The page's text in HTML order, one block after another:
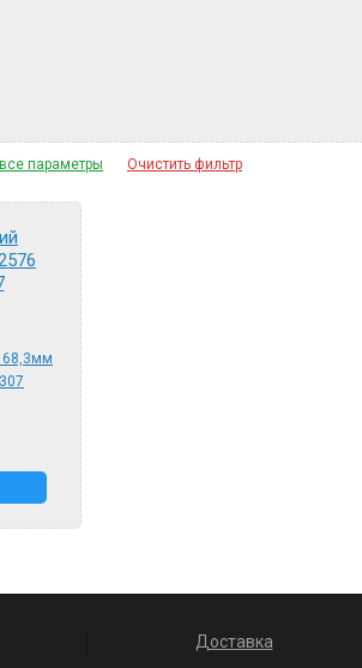
параметры Очистить фильтр
Доставка